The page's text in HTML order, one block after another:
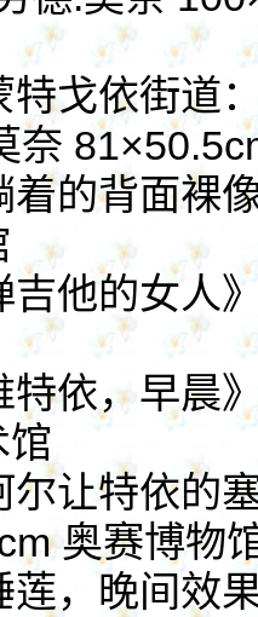
特戈依街道
奈
着的背面裸
吉他的女人
特依，早晨
馆
尔让特依的
奥赛博物
莲，晚间效